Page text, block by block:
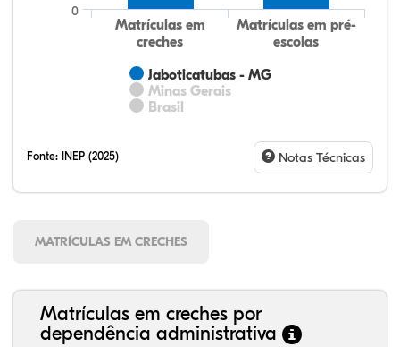
Jaboticatubas - MG
Minas Gerais
Brasil
Matrículas em
creches
Matrículas em pré-
escolas
0
Fonte: INEP (2025) Notas Técnicas
MATRÍCULAS EM CRECHES
Matrículas em creches por
dependência administrativa